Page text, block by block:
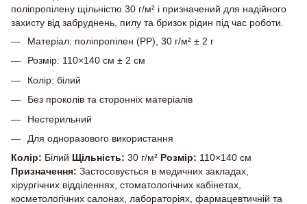
поліпропілену щільністю 30 г/м² і призначений для надійного
захисту від забруднень, пилу та бризок рідин під час роботи.
Матеріал: поліпропілен (PP), 30 г/м² ± 2 г
Розмір: 110×140 см ± 2 см
Колір: білий
Без проколів та сторонніх матеріалів
Нестерильний
Для одноразового використання
Колір: Білий Щільність: 30 г/м² Розмір: 110×140 см
Призначення: Застосовується в медичних закладах,
хірургічних відділеннях, стоматологічних кабінетах,
косметологічних салонах, лабораторіях, фармацевтичній та